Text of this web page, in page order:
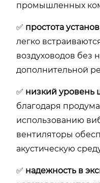
промышленных
✅ простота
легко
воздуховодов без
дополнительной
✅ низкий уровень
благодаря
использованию
вентиляторы
акустическую
✅ надежность в